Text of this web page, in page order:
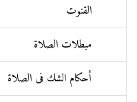
القنوت
مبطلات الصلاة
أحكام الشك فی الصلاة